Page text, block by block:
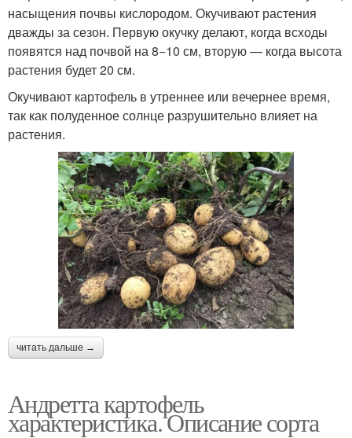
насыщения почвы кислородом. Окучивают растения
дважды за сезон. Первую окучку делают, когда всходы
появятся над почвой на 8−10 см, вторую — когда высота
растения будет 20 см.
Окучивают картофель в утреннее или вечернее время,
так как полуденное солнце разрушительно влияет на
растения.
читать дальше →
Андретта картофель
характеристика. Описание сорта